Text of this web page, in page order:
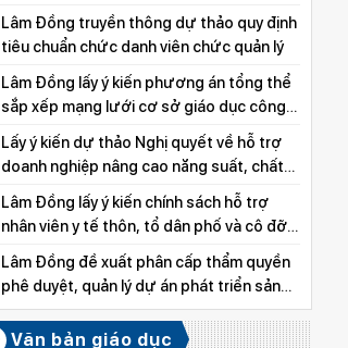
đến 5,0
Lâm Đồng truyền thông dự thảo quy định
tiêu chuẩn chức danh viên chức quản lý
Lâm Đồng lấy ý kiến phương án tổng thể
sắp xếp mạng lưới cơ sở giáo dục công
lập
Lấy ý kiến dự thảo Nghị quyết về hỗ trợ
doanh nghiệp nâng cao năng suất, chất
lượng sản phẩm
Lâm Đồng lấy ý kiến chính sách hỗ trợ
nhân viên y tế thôn, tổ dân phố và cô đỡ
thôn, bản
Lâm Đồng đề xuất phân cấp thẩm quyền
phê duyệt, quản lý dự án phát triển sản
xuất thuộc các chương trình mục tiêu
quốc gia
Văn bản giáo dục